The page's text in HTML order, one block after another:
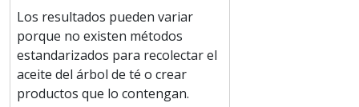
Los resultados pueden variar
porque no existen métodos
estandarizados para recolectar el
aceite del árbol de té o crear
productos que lo contengan.